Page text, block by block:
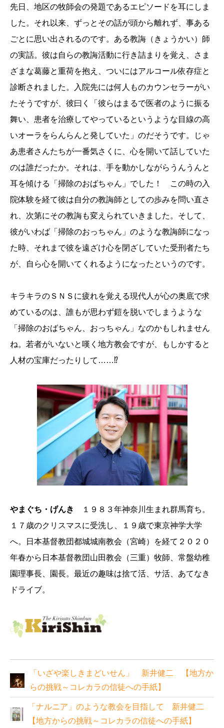
先日、地区の牧師会の発題であるエピソードを耳にしま
した。それ以来、ずっとその話が頭から離れず、事ある
ごとに思い出されるのです。ある教誨（きょうかい）師
の実話。彼は自らの教誨活動に行き詰まりを覚え、さま
ざまな葛藤と重荷を抱え、ついにはアルコール依存症と
診断されました。入院先には何人ものカウンセラーがい
たそうですが、彼曰く「彼らはまるで医者のように振る
舞い、患者を治療してやっているというような目線の高
いオーラをらんらんと発していた」のだそうです。じゃ
あ患者さんたちが一番気さくに、心を開いて話していた
のは誰だったか。それは、手を動かしながらうんうんと
耳を傾ける「掃除のおばちゃん」でした！ この時の入
院体験を経て彼は自分の教誨師としての歩みを問い直さ
れ、次第にその教誨も変えられていきました。そして、
彼がいわば「掃除のおっちゃん」のような教誨師になっ
た時、それまで彼を遠ざけ心を閉ざしていた受刑者たち
が、自ら心を開いてくれるようになったというのです。
キラキラのＳＮＳに疲れを覚える現代人が心の奥底で求
めているのは、誰もが思わず鎧を脱いでしまうような
「掃除のおばちゃん、おっちゃん」なのかもしれません
ね。若者がいないと嘆く地方教会ですが、もしかすると
人材の宝庫だったりして……⁉
やまぐち・げんき
１９８３年神奈川生まれ群馬育ち。
１７歳のクリスマスに受洗し、１９歳で東京神学大学
へ。日本基督教団都城城南教会（宮崎）を経て２０２０
年春から日本基督教団山田教会（三重）牧師、常盤幼稚
園理事長、園長。最近の趣味は捨て活、サ活、あてなき
ドライブ。
「いざや楽しきまどいせん」 新井健二 【地方か
らの挑戦～コレカラの信徒への手紙】
「ナルニア」のような教会を目指して 新井健二
【地方からの挑戦～コレカラの信徒への手紙】